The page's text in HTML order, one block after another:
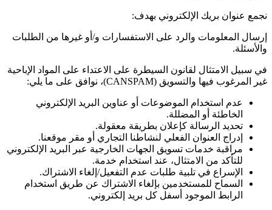
نجمع عنوان بريك الإلكتروني بهدف:
إرسال المعلومات والرد على الاستفسارات و/أو غيرها من الطلبات
والأسئلة.
في سبيل الامتثال لقانون السيطرة على الاعتداء على المواد الإباحية
غير المرغوب فيها والتسويق (CANSPAM)، نوافق على ما يلي:
عدم استخدام الموضوعات أو عناوين البريد الإلكتروني
الخاطئة أو المضللة.
تحديد الرسالة كإعلان بطريقة معقولة.
إدراج العنوان الفعلي لنشاطنا التجاري أو مقر موقعنا.
مراقبة خدمات تسويق الجهات الخارجية عبر البريد الإلكتروني
للتأكد من الامتثال، عند استخدام خدمة.
الإسراع في تلبية طلبات عدم التفعيل/إلغاء الاشتراك.
السماح للمستخدمين بإلغاء الاشتراك عن طريق استخدام
الرابط الموجود أسفل كل بريد إلكتروني.